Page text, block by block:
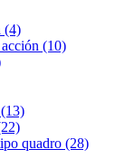
(4)
(10)
quadro (28)